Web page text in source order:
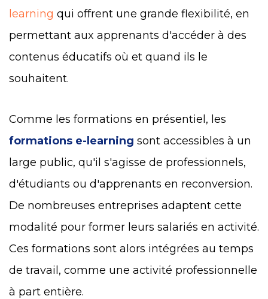
learning qui offrent une grande flexibilité, en
permettant aux apprenants d'accéder à des
contenus éducatifs où et quand ils le
souhaitent.
Comme les formations en présentiel, les
formations e-learning sont accessibles à un
large public, qu'il s'agisse de professionnels,
d'étudiants ou d'apprenants en reconversion.
De nombreuses entreprises adaptent cette
modalité pour former leurs salariés en activité.
Ces formations sont alors intégrées au temps
de travail, comme une activité professionnelle
à part entière.